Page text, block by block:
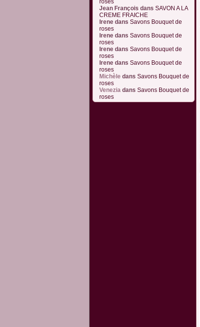
roses
Jean François dans SAVON A LA
CREME FRAICHE
Irene dans Savons Bouquet de
roses
Irene dans Savons Bouquet de
roses
Irene dans Savons Bouquet de
roses
Irene dans Savons Bouquet de
roses
Michèle dans Savons Bouquet de
roses
Venezia dans Savons Bouquet de
roses